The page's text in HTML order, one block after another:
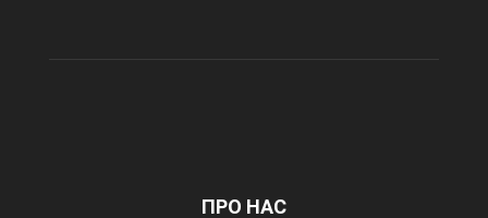
ПРО НАС